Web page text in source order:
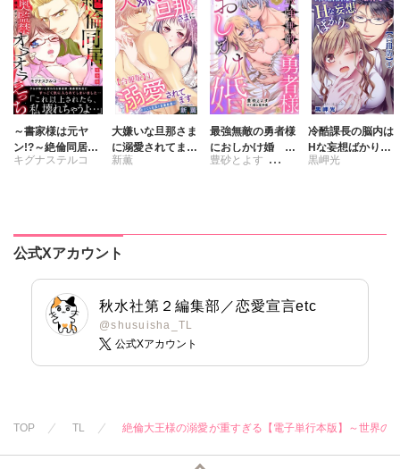
～書家様は元ヤ
ン!?～絶倫同居
山奥監禁オラオラ
キグナステルコ
大嫌いな旦那さま
に溺愛されてます
～ドSな社長と政
新薫
最強無敵の勇者様
におしかけ婚 義
実家に搾取されて
豊砂とよす
冷酷課長の脳内は
Hな妄想ばかり。
【合冊版】
黒岬光
公式Xアカウント
秋水社第２編集部／恋愛宣言etc
@shusuisha_TL
公式Xアカウント
TOP TL 絶倫大王様の溺愛が重すぎる【電子単行本版】～世界の